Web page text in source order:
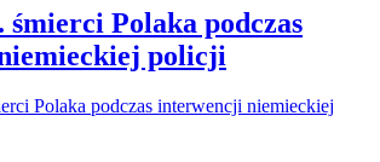
śmierci Polaka podczas
policji